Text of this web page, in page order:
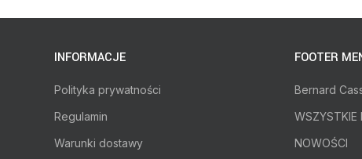
INFORMACJE
Polityka prywatności
Regulamin
Warunki dostawy
FOOTER
Bernard
WSZYSTKIE
NOWOŚCI